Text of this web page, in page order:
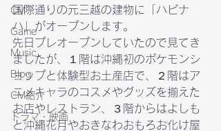
CM
Game
Music
Blog
CM紹介
ドラマ・映画
国際通りの元三越の建物に「ハピナ
ハ」がオープンします。
先日プレオープンしていたので見てき
ましたが、１階は沖縄初のポケモンシ
ョップと体験型お土産店で、２階はア
ニメキャラのコスメやグッズを揃えた
お店やレストラン、３階からはよしも
と沖縄花月やおきなわおもろお化け屋